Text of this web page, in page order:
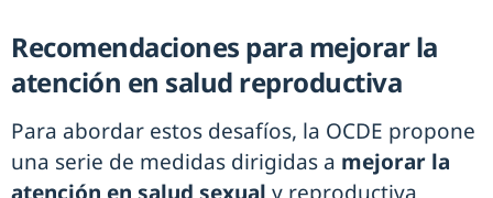
Recomendaciones para mejorar la
atención en salud reproductiva
Para abordar estos desafíos, la OCDE propone
una serie de medidas dirigidas a mejorar la